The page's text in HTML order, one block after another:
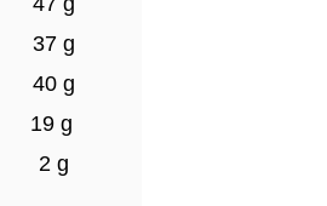
37 g
40 g
19 g
2 g